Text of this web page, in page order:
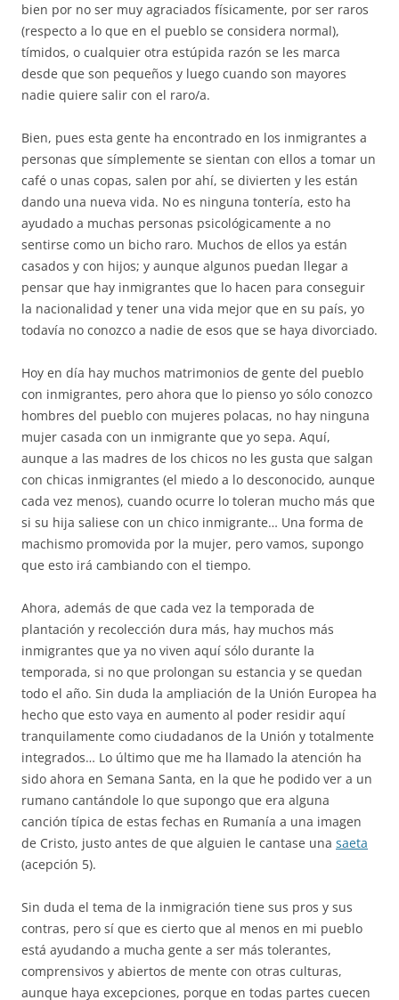
bien por no ser muy agraciados físicamente, por ser raros
(respecto a lo que en el pueblo se considera normal),
tímidos, o cualquier otra estúpida razón se les marca
desde que son pequeños y luego cuando son mayores
nadie quiere salir con el raro/a.
Bien, pues esta gente ha encontrado en los inmigrantes a
personas que símplemente se sientan con ellos a tomar un
café o unas copas, salen por ahí, se divierten y les están
dando una nueva vida. No es ninguna tontería, esto ha
ayudado a muchas personas psicológicamente a no
sentirse como un bicho raro. Muchos de ellos ya están
casados y con hijos; y aunque algunos puedan llegar a
pensar que hay inmigrantes que lo hacen para conseguir
la nacionalidad y tener una vida mejor que en su país, yo
todavía no conozco a nadie de esos que se haya divorciado.
Hoy en día hay muchos matrimonios de gente del pueblo
con inmigrantes, pero ahora que lo pienso yo sólo conozco
hombres del pueblo con mujeres polacas, no hay ninguna
mujer casada con un inmigrante que yo sepa. Aquí,
aunque a las madres de los chicos no les gusta que salgan
con chicas inmigrantes (el miedo a lo desconocido, aunque
cada vez menos), cuando ocurre lo toleran mucho más que
si su hija saliese con un chico inmigrante… Una forma de
machismo promovida por la mujer, pero vamos, supongo
que esto irá cambiando con el tiempo.
Ahora, además de que cada vez la temporada de
plantación y recolección dura más, hay muchos más
inmigrantes que ya no viven aquí sólo durante la
temporada, si no que prolongan su estancia y se quedan
todo el año. Sin duda la ampliación de la Unión Europea ha
hecho que esto vaya en aumento al poder residir aquí
tranquilamente como ciudadanos de la Unión y totalmente
integrados… Lo último que me ha llamado la atención ha
sido ahora en Semana Santa, en la que he podido ver a un
rumano cantándole lo que supongo que era alguna
canción típica de estas fechas en Rumanía a una imagen
de Cristo, justo antes de que alguien le cantase una saeta
(acepción 5).
Sin duda el tema de la inmigración tiene sus pros y sus
contras, pero sí que es cierto que al menos en mi pueblo
está ayudando a mucha gente a ser más tolerantes,
comprensivos y abiertos de mente con otras culturas,
aunque haya excepciones, porque en todas partes cuecen